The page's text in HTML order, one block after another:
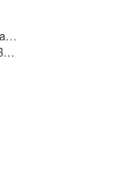
16 Alt?eylül,